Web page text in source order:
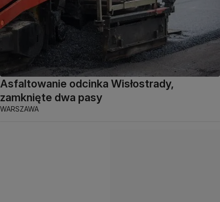
Asfaltowanie odcinka Wisłostrady,
zamknięte dwa pasy
WARSZAWA